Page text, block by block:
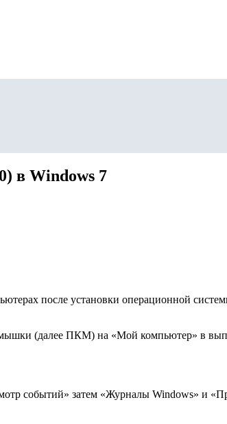
в Windows 7
после установки операционной
(далее ПКМ) на «Мой компьютер» в
событий» затем «Журналы Windows» и